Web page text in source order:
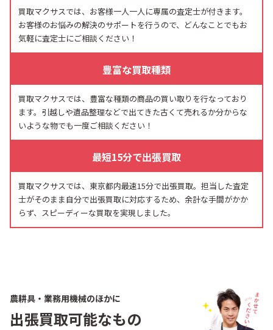
買取マクサスでは、お客様一人一人に専属の査定士が付きます。
お客様のお悩みの解決のサポートを行うので、どんなことでもお
気軽に査定士にご相談ください！
豊富な買取種類
買取マクサスでは、豊富な種類の商品の買い取りを行なっており
ます。引越しや遺品整理などで出てきた古くて売れるか分からな
いような物でも一度ご相談ください！
最短15分で出張買取
買取マクサスでは、東京都内最速15分で出張買取。担当した査定
士がそのまま自分で出張買取に対応するため、余計な手間がかか
らず、スピーディーな買取を実現しました。
農耕具・業務用機械のほかに
出張買取可能なもの